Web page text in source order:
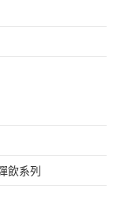
飲系列